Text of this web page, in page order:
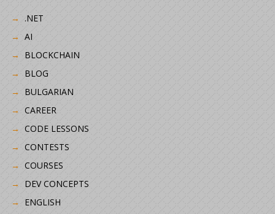
.NET
AI
BLOCKCHAIN
BLOG
BULGARIAN
CAREER
CODE LESSONS
CONTESTS
COURSES
DEV CONCEPTS
ENGLISH